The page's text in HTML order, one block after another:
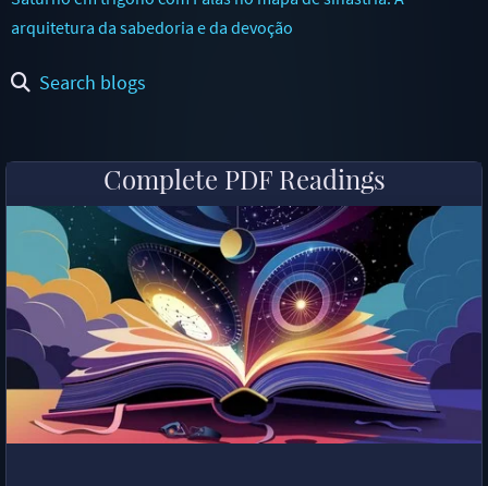
arquitetura da sabedoria e da devoção
Search blogs
Complete PDF Readings